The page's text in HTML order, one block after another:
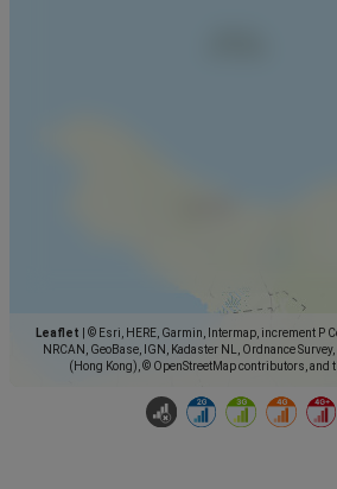
Leaflet
© Esri, HERE, Garmin, Intermap, increment P
NRCAN, GeoBase, IGN, Kadaster NL, Ordnance
(Hong Kong), © OpenStreetMap contributors, and